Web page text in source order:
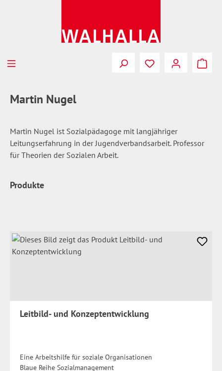
Du hast 0
Martin Nugel
Martin Nugel ist Sozialpädagoge mit langjähriger
Leitungserfahrung in der Jugendverbandsarbeit. Professor
für Theorien der Sozialen Arbeit.
Produkte
Leitbild- und Konzeptentwicklung
Eine Arbeitshilfe für soziale Organisationen
Blaue Reihe Sozialmanagement